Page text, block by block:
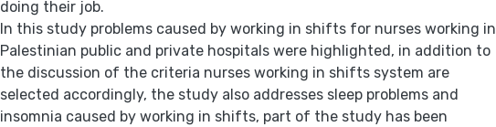
doing their job.
In this study problems caused by working in shifts for nurses working in
Palestinian public and private hospitals were highlighted, in addition to
the discussion of the criteria nurses working in shifts system are
selected accordingly, the study also addresses sleep problems and
insomnia caused by working in shifts, part of the study has been